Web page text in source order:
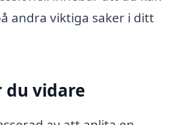
andra viktiga saker i ditt
du vidare